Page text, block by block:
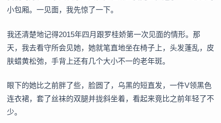
小包厢。一见面，我先惊了一下。
我还清楚地记得2015年四月跟罗桂娇第一次见面的情形。那
天，我去看守所会见她，她就笔直地坐在椅子上，头发蓬乱，皮
肤蜡黄松弛，手背上还有几个大小不一的老年斑。
眼下的她比之前胖了些，脸圆了，乌黑的短直发，一件V领黑色
连衣裙，套了丝袜的双腿并拢斜坐着，看起来竟比之前年轻了不
少。